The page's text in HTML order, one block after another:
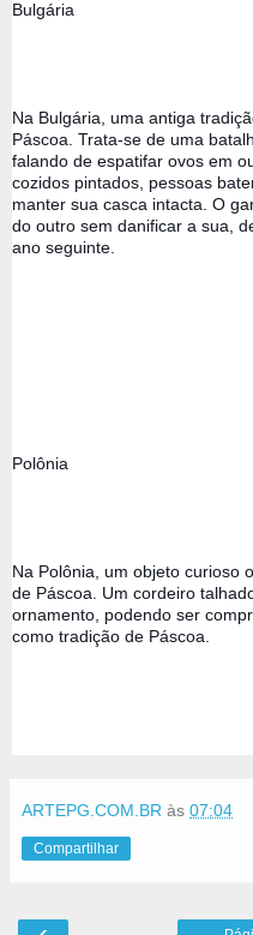
Bulgária
Na Bulgária, uma antiga
Páscoa. Trata-se de uma
falando de espatifar ovos em
cozidos pintados, pessoas
manter sua casca intacta. O
do outro sem danificar a sua,
ano seguinte.
Polônia
Na Polônia, um objeto curioso
de Páscoa. Um cordeiro
ornamento, podendo ser
como tradição de Páscoa.
ARTEPG.COM.BR às 07:04
Compartilhar